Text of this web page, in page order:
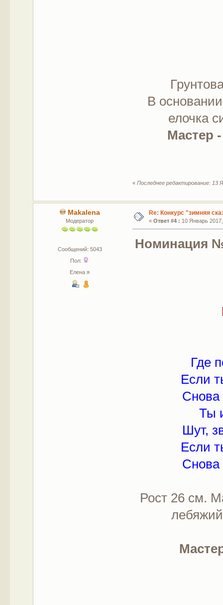
В
елочка
Мастер
«Последнее редактирование: 13
Makalena
Модератор
Сообщений: 5043
Пол:
Елена я
Re: Конкурс "зимняя
« Ответ #4 : 10 Январь
Номинация
Где
Если
Снова
Ты
Шут,
Если
Снова
Рост 26 см.